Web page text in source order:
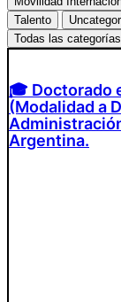
Talento
Todas las categorías
🎓 Doctorado
(Modalidad a
Argentina.